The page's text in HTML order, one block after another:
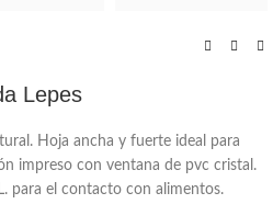
Lepes
Hoja ancha y fuerte ideal para
impreso con ventana de pvc cristal.
para el contacto con alimentos.